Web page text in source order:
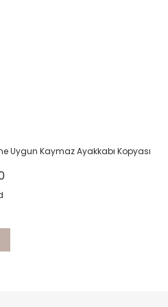
Uygun Kaymaz Ayakkabı Kopyası